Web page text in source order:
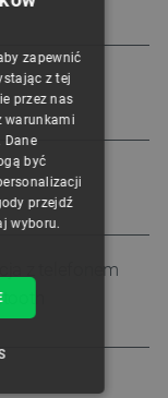
z telefonem
CZECH
ENGLISH
GERMAN
zapewnić
z tej
przez nas
warunkami
Dane
być
przejdź
wyboru.